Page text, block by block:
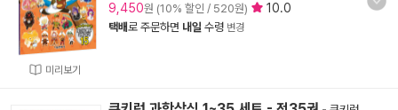
미리보기
9,450원 (10% 할인 / 520원) 10.0
택배로 주문하면 내일 수령 변경